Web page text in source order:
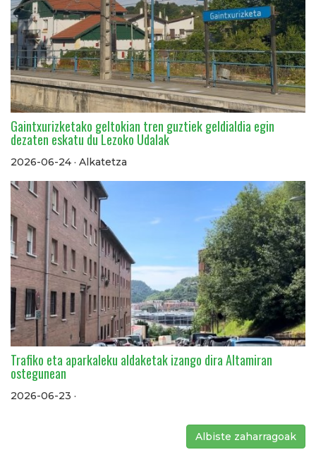
Gaintxurizketako geltokian tren guztiek geldialdia egin
dezaten eskatu du Lezoko Udalak
2026-06-24 · Alkatetza
Trafiko eta aparkaleku aldaketak izango dira Altamiran
ostegunean
2026-06-23 ·
Albiste zaharragoak